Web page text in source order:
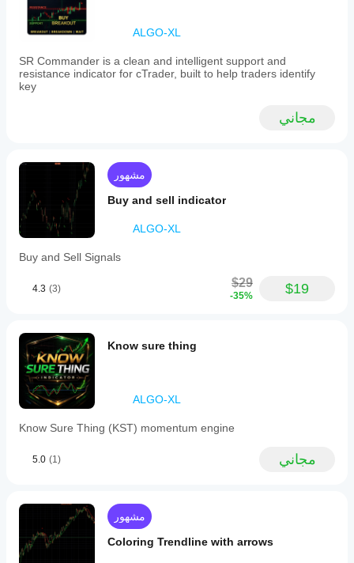
جرَّبته
كن أول
من
يخبر
متاحة
فقط في
cTrader
وMac.
يمكنني
اختبار
المؤشر؟
طبِّق
المؤشر
على
ظروف
السوق
المختلفة.
هل يجب
عليّ
تعديل
لتكييف
المؤشر مع
ALGO-XL
SR Commander is a clean and intelligent support and
resistance indicator for cTrader, built to help traders identify
key
مجاني
مشهور
Buy and sell indicator
ALGO-XL
Buy and Sell Signals
4.3 (3) $29
-35% $19
Know sure thing
ALGO-XL
Know Sure Thing (KST) momentum engine
5.0 (1) مجاني
مشهور
Coloring Trendline with arrows